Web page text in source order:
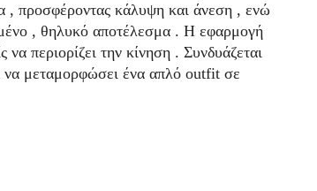
, προσφέροντας κάλυψη και άνεση , ενώ
, θηλυκό αποτέλεσμα . Η εφαρμογή
περιορίζει την κίνηση . Συνδυάζεται
να μεταμορφώσει ένα απλό outfit σε